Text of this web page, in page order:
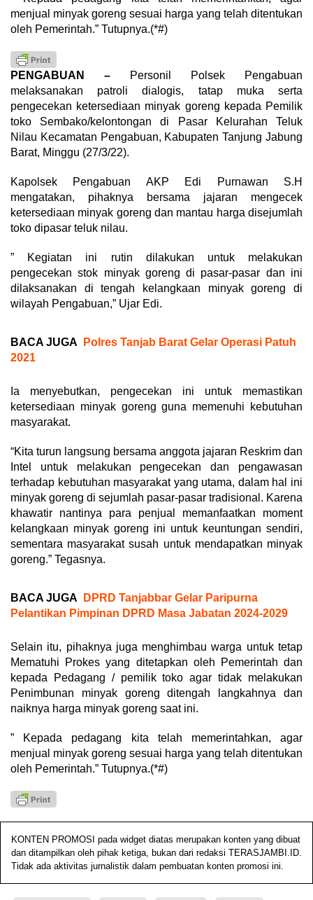
menjual minyak goreng sesuai harga yang telah ditentukan
oleh Pemerintah.” Tutupnya.(*#)
PENGABUAN – Personil Polsek Pengabuan
melaksanakan patroli dialogis, tatap muka serta
pengecekan ketersediaan minyak goreng kepada Pemilik
toko Sembako/kelontongan di Pasar Kelurahan Teluk
Nilau Kecamatan Pengabuan, Kabupaten Tanjung Jabung
Barat, Minggu (27/3/22).
Kapolsek Pengabuan AKP Edi Purnawan S.H
mengatakan, pihaknya bersama jajaran mengecek
ketersediaan minyak goreng dan mantau harga disejumlah
toko dipasar teluk nilau.
” Kegiatan ini rutin dilakukan untuk melakukan
pengecekan stok minyak goreng di pasar-pasar dan ini
dilaksanakan di tengah kelangkaan minyak goreng di
wilayah Pengabuan,” Ujar Edi.
BACA JUGA
Polres Tanjab Barat Gelar Operasi Patuh
2021
Ia menyebutkan, pengecekan ini untuk memastikan
ketersediaan minyak goreng guna memenuhi kebutuhan
masyarakat.
“Kita turun langsung bersama anggota jajaran Reskrim dan
Intel untuk melakukan pengecekan dan pengawasan
terhadap kebutuhan masyarakat yang utama, dalam hal ini
minyak goreng di sejumlah pasar-pasar tradisional. Karena
khawatir nantinya para penjual memanfaatkan moment
kelangkaan minyak goreng ini untuk keuntungan sendiri,
sementara masyarakat susah untuk mendapatkan minyak
goreng.” Tegasnya.
BACA JUGA
DPRD Tanjabbar Gelar Paripurna
Pelantikan Pimpinan DPRD Masa Jabatan 2024-2029
Selain itu, pihaknya juga menghimbau warga untuk tetap
Mematuhi Prokes yang ditetapkan oleh Pemerintah dan
kepada Pedagang / pemilik toko agar tidak melakukan
Penimbunan minyak goreng ditengah langkahnya dan
naiknya harga minyak goreng saat ini.
” Kepada pedagang kita telah memerintahkan, agar
menjual minyak goreng sesuai harga yang telah ditentukan
oleh Pemerintah.” Tutupnya.(*#)
KONTEN PROMOSI pada widget diatas merupakan konten yang dibuat
dan ditampilkan oleh pihak ketiga, bukan dari redaksi TERASJAMBI.ID.
Tidak ada aktivitas jurnalistik dalam pembuatan konten promosi ini.